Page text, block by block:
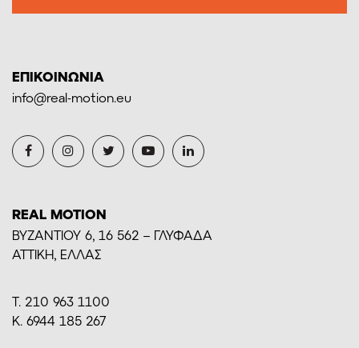
ΕΠΙΚΟΙΝΩΝΙΑ
info@real-motion.eu
REAL MOTION
BYZANTIOY 6, 16 562 – ΓΛΥΦΑΔΑ
ΑΤΤΙΚΗ, ΕΛΛΑΣ
Τ. 210 963 1100
Κ. 6944 185 267